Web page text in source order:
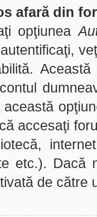
afară din
opţiunea
accesaţi
etc.). Dacă
de către